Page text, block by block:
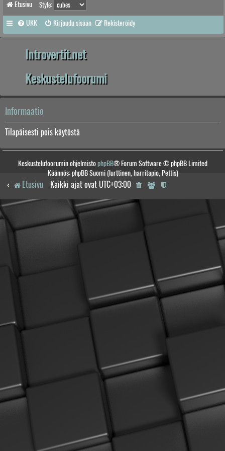
Etusivu Style:
UKK Kirjaudu sisään Rekisteröidy
Introvertit.net
Keskustelufoorumi
Informaatio
Tilapäisesti pois käytöstä
Keskustelufoorumin ohjelmistophpBB® Forum Software © phpBB Limited
Käännös: phpBB Suomi (lurttinen, harritapio, Pettis)
Etusivu Kaikki ajat ovat UTC+03:00